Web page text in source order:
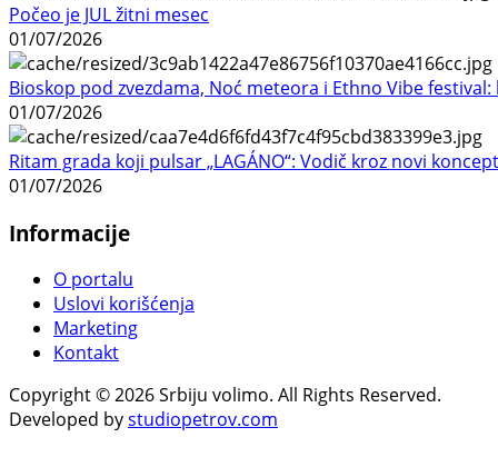
Počeo je JUL žitni mesec
01/07/2026
Bioskop pod zvezdama, Noć meteora i Ethno Vibe
01/07/2026
Ritam grada koji pulsar „LAGÁNO“: Vodič kroz novi
01/07/2026
Informacije
O portalu
Uslovi korišćenja
Marketing
Kontakt
Copyright © 2026 Srbiju volimo. All Rights Reserved.
Developed bystudiopetrov.com